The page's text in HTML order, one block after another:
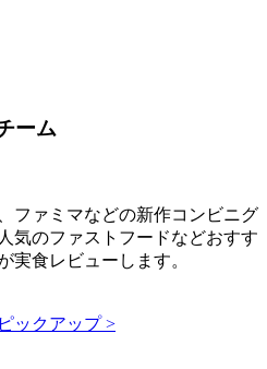
ーム
ファミマなどの新作コンビニグ
気のファストフードなどおすす
実食レビューします。
ックアップ >